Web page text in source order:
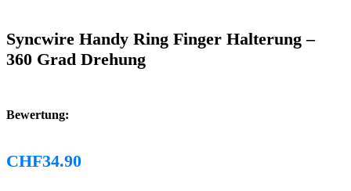
Syncwire Handy Ring Finger Halterung –
360 Grad Drehung
Bewertung:
CHF34.90